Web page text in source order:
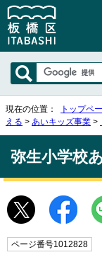
現在の位置： トップペ
える > あいキッズ事業 >
弥生小学校
ページ番号1012828